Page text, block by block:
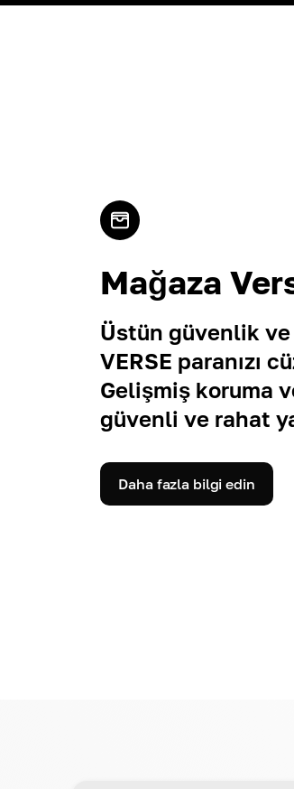
Mağaza
Üstün güvenlik ve
VERSE paranızı
Gelişmiş koruma
güvenli ve rahat
Daha fazla bilgi edin